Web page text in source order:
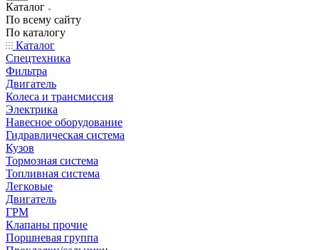
Каталог
По всему сайту
По каталогу
Каталог
Спецтехника
Фильтра
Двигатель
Колеса и трансмиссия
Электрика
Навесное оборудование
Гидравлическая система
Кузов
Тормозная система
Топливная система
Легковые
Двигатель
ГРМ
Клапаны прочие
Поршневая группа